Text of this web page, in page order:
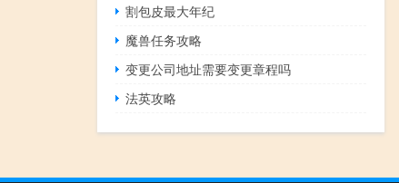
割包皮最大年纪
魔兽任务攻略
变更公司地址需要变更章程吗
法英攻略